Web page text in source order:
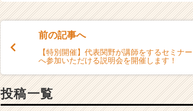
前の記事へ
【特別開催】代表関野が講師をするセミナー
へ参加いただける説明会を開催します！
投稿一覧